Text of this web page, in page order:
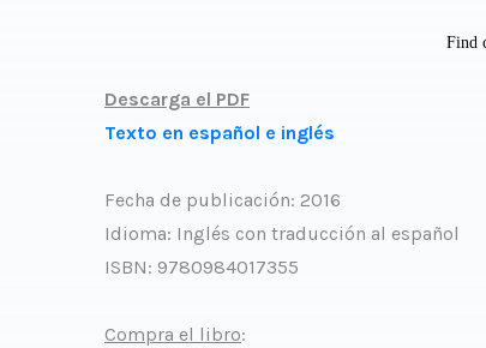
Descarga el PDF
Texto en español e inglés
Fecha de publicación: 2016
Idioma: Inglés con traducción al español
ISBN: 9780984017355
Compra el libro: